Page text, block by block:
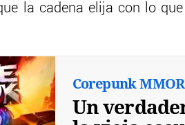
la cadena elija con lo
Corepunk
Un